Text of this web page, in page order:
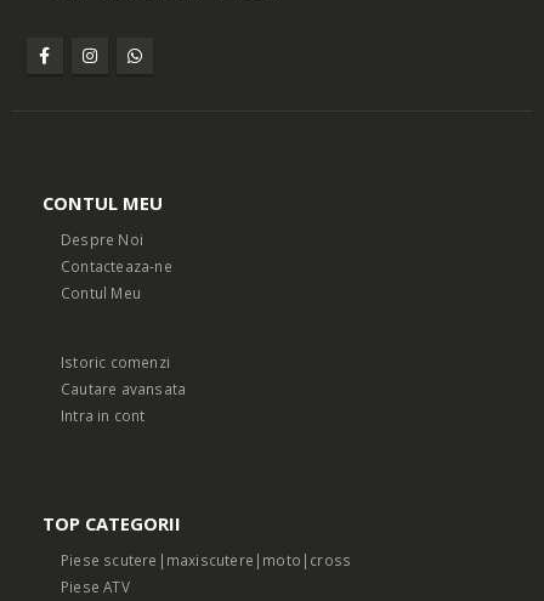
CONTUL MEU
Despre Noi
Contacteaza-ne
Contul Meu
Istoric comenzi
Cautare avansata
Intra in cont
TOP CATEGORII
Piese scutere|maxiscutere|moto|cross
Piese ATV